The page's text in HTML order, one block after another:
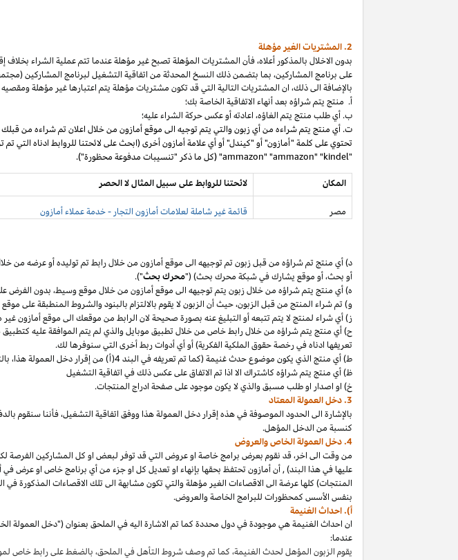
2. المشتريات
الغير مؤهلة
بدون الاخلال بالمذكور أعلاه،فأن المشتريات المؤهلة تصبح غير مؤهلة عندما تتم عملية الشراء بخلاف
على برنامج المشاركين، بما بتضمن ذلك النسخ المحدثة من اتفاقية التشغيل لبرنامج المشاركين
بالإضافة الى ذلك، ان المشتريات التالية التي قد تكون مشتريات مؤهلة يتم اعتبارها غير مؤهلة
أ. منتج يتمشراؤه بعد أنهاء الاتفاقية الخاصة بك؛
ب. أي طلب منتج يتم الغاؤه، اعادته أو عكس حركة الشراء عليه؛
ت. أي منتج يتم شراءه من أي زبون والتي يتم توجيه الى موقع أمازون من خلال اعلان تم شراءه من قبلك
تحتوي على كلمة "أمازون" أو "كيندل" أو أي علامة أمازون أخرى (ابحث على لائحتنا للروابط ادناه التي
"ammazon" "ammazon" "kindel" (كل ما ذكر "تنسيبات مدفوعة محظورة").
المكان
لائحتنا للروابط على سبيل المثال لا الحصر
مصر قائمة غير شاملة لعلامات أمازون التجار - خدمة عملاء أمازون
د) أي منتج تمشراؤه من قبل زبون تم توجيهه الى موقع أمازون من خلال رابط تم توليده أو عرضه
أو بحث،أو موقع يشارك في شبكة محرك بحث) ("محرك بحث").
ه) أي منتج يتمشراؤه من خلال زبون يتم توجيهه الى موقع أمازون من خلال موقعوسيط، بدون الفرض
و) تم شراء المنتج من قبل الزبون،حيثأن الزبون لا يقوم بالالتزام بالبنودوالشروط المنطبقةعلى موقع
ز) أي شراء لمنتج لا يتم تتبعه أو التبليغ عنه بصورة صحيحة لان الرابط من موقعك الى موقع أمازون
ح) أي منتج يتمشراؤه من خلال رابط خاص من خلال تطبيق موبايلوالذي لم يتم الموافقة عليه كتطبيق
تعريفها ادناه في رخصة حقوق الملكية الفكرية) أو أي أدوات ربط أخرى التي سنوفرها لك.
ط) أي منتج الذي يكون موضوع حدث غنيمة (كما تم تعريفه في البند 4(أ) من إقرار دخل العمولة
هذا،
ظ) أي منتج يتمشراؤه كاشتراك الا اذا تم الاتفاق على عكس ذلك في اتفاقية التشغيل
خ) او اصدار او طلب مسبق والذي لا يكون موجود على صفحة ادراج المنتجات.
3. دخل العمولة المعتاد
بالإشارة الى الحدود الموصوفة في هذه إقرار دخل العمولة هذا ووفق اتفاقية التشغيل،فأننا سنقوم
كنسبة من الدخل المؤهل.
4. دخل العمولة الخاص والعروض
من وقت الى اخر،قد نقوم بعرض برامج خاصة او عروض التي قد توفر لبعض او كل المشاركين
عليها في هذا البند)
,أن أمازون تحتفظ بحقها بإنهاء او تعديل كل او جزء من أي برنامج خاص او عرض
المنتجات) كلها عرضة الى الاقصاءات الغير مؤهلةوالتي تكون مشابهة الى تلك الاقصاءات المذكورة في
بنفس الأسس كمحظورات للبرامج الخاصة والعروض.
أ). احداث الغنيمة
ان احداث الغنيمة هي موجودة في دول محددة كما تم الاشارة اليه في الملحق بعنوان ("دخل
عندما:
يقوم الزبون المؤهل لحدث الغنيمة، كما تم وصف شروط التأهل في الملحق، بالضغط على رابط خاص